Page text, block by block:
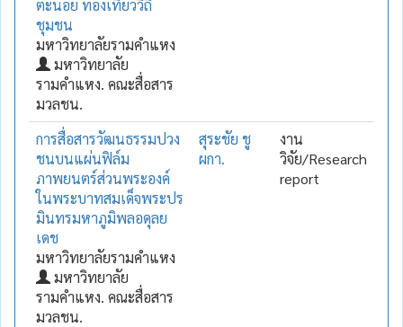
ตะนอย ท่องเที่ยววิถี
ชุมชน
มหาวิทยาลัยรามคำแหง
มหาวิทยาลัย
รามคำแหง. คณะสื่อสาร
มวลชน.
การสื่อสารวัฒนธรรมปวง
ชนบนแผ่นฟิล์ม
ภาพยนตร์ส่วนพระองค์
ในพระบาทสมเด็จพระปร
มินทรมหาภูมิพลอดุลย
เดช
มหาวิทยาลัยรามคำแหง
มหาวิทยาลัย
รามคำแหง. คณะสื่อสาร
มวลชน.
สุระชัย ชู
ผกา.
งาน
วิจัย/Research
report